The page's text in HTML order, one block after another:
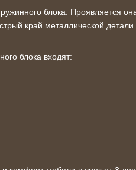
блока. Проявляется
край металлической детали
блока входят: